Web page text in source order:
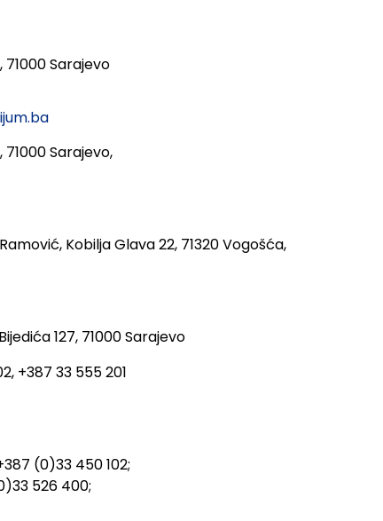
71000 Sarajevo
Sarajevo,
Kobilja Glava 22, 71320 Vogošća,
127, 71000 Sarajevo
+387 33 555 201
(0)33 450 102;
526 400;